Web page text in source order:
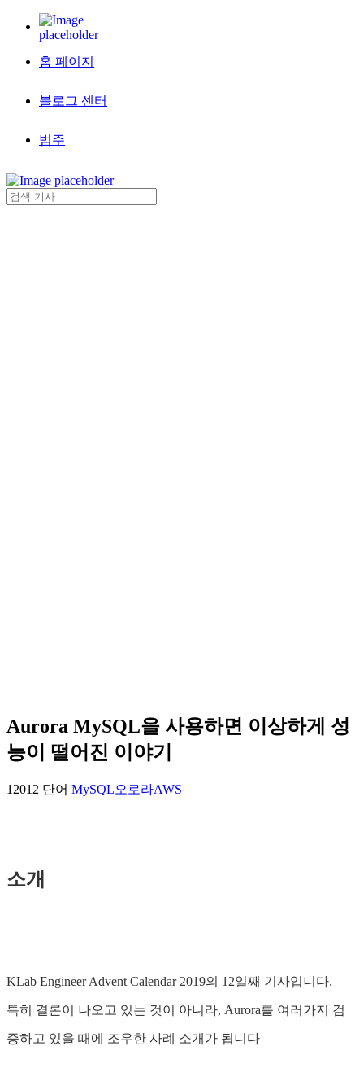
홈 페이지
블로그 센터
범주
Aurora MySQL을 사용하면 이상하게 성
능이 떨어진 이야기
12012 단어 MySQL오로라AWS
소개
KLab Engineer Advent Calendar 2019의 12일째 기사입니다.
특히 결론이 나오고 있는 것이 아니라, Aurora를 여러가지 검
증하고 있을 때에 조우한 사례 소개가 됩니다